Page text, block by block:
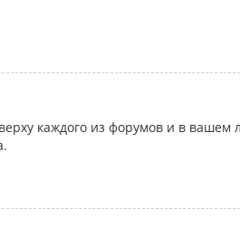
каждого из форумов и в вашем